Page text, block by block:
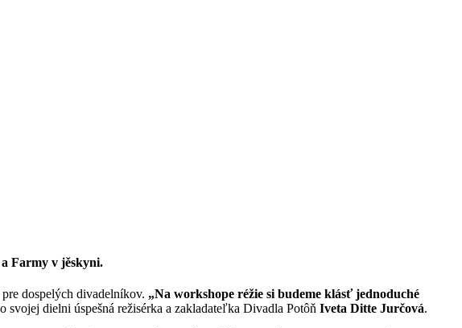
Farmy v jěskyni.
dospelých divadelníkov. „Na workshope réžie si budeme klásť jednoduché
svojej dielni úspešná režisérka a zakladateľka Divadla Potôň Iveta Ditte Jurčová.